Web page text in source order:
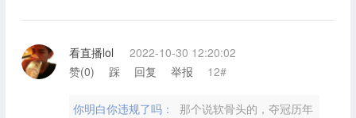
看直播lol
2022-10-30 12:20:02
赞(0) 踩 回复 举报 12#
你明白你违规了吗：
那个说软骨头的，夺冠历年